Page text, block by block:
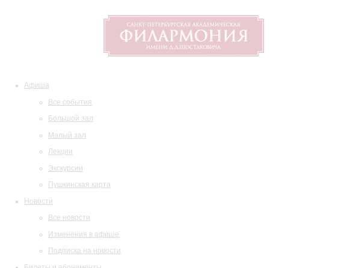
Афиша
Все события
Большой зал
Малый зал
Лекции
Экскурсии
Пушкинская карта
Новости
Все новости
Изменения в афише
Подписка на новости